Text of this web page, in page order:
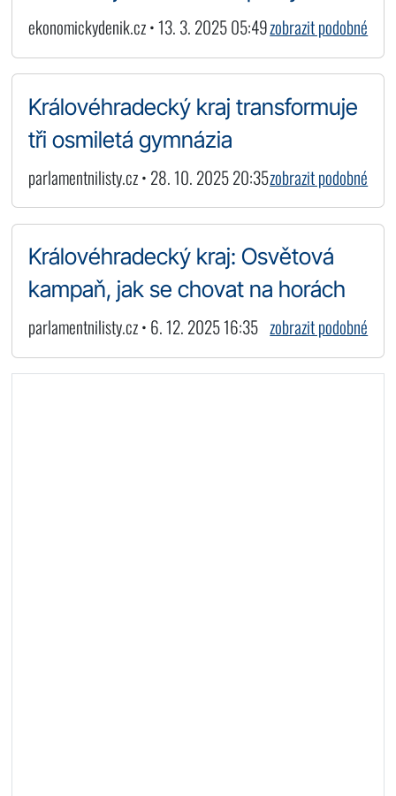
ekonomickydenik.cz • 13. 3. 2025 05:49zobrazit podobné
Královéhradecký kraj transformuje
tři osmiletá gymnázia
parlamentnilisty.cz • 28. 10. 2025 20:35zobrazit podobné
Královéhradecký kraj: Osvětová
kampaň, jak se chovat na horách
parlamentnilisty.cz • 6. 12. 2025 16:35 zobrazit podobné